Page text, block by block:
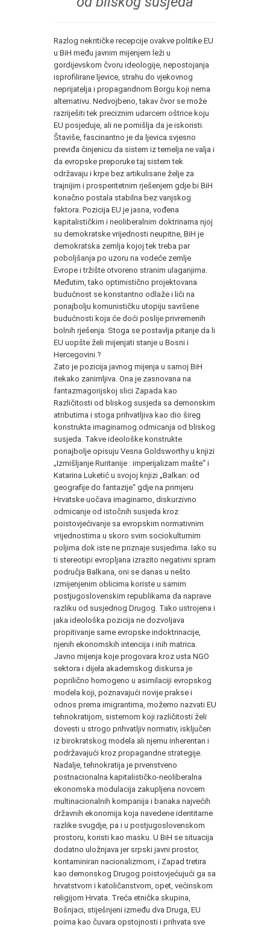
Razlog nekritičke recepcije ovakve politike EU
u BiH među javnim mijenjem leži u
gordijevskom čvoru ideologije, nepostojanja
isprofilirane ljevice, strahu do vjekovnog
neprijatelja i propagandnom Borgu koji nema
alternativu. Nedvojbeno, takav čvor se može
razriješiti tek preciznim udarcem oštrice koju
EU posjeduje, ali ne pomišlja da je iskoristi.
Štaviše, fascinantno je da ljevica svjesno
previđa činjenicu da sistem iz temelja ne valja i
da evropske preporuke taj sistem tek
održavaju i krpe bez artikulisane želje za
trajnijim i prosperitetnim rješenjem gdje bi BiH
konačno postala stabilna bez vanjskog
faktora. Pozicija EU je jasna, vođena
kapitalističkim i neoliberalnim doktrinama njoj
su demokratske vrijednosti neupitne, BiH je
demokratska zemlja kojoj tek treba par
poboljšanja po uzoru na vodeće zemlje
Evrope i tržište otvoreno stranim ulaganjima.
Međutim, tako optimistično projektovana
budućnost se konstantno odlaže i liči na
ponajbolju komunističku utopiju savršene
budućnosti koja će doći poslije privremenih
bolnih rješenja. Stoga se postavlja pitanje da li
EU uopšte želi mijenjati stanje u Bosni i
Hercegovini.?
Zato je pozicija javnog mijenja u samoj BiH
itekako zanimljiva. Ona je zasnovana na
fantazmagorijskoj slici Zapada kao
Različitosti od bliskog susjeda sa demonskim
atributima i stoga prihvatljiva kao dio šireg
konstrukta imaginarnog odmicanja od bliskog
susjeda. Takve ideološke konstrukte
ponajbolje opisuju Vesna Goldsworthy u knjizi
„Izmišljanje Ruritanije : imperijalizam mašte“ i
Katarina Luketić u svojoj knjizi „Balkan: od
geografije do fantazije“ gdje na primjeru
Hrvatske uočava imaginarno, diskurzivno
odmicanje od istočnih susjeda kroz
poistovjećivanje sa evropskim normativnim
vrijednostima u skoro svim sociokulturnim
poljima dok iste ne priznaje susjedima. Iako su
ti stereotipi evropljana izrazito negativni spram
područja Balkana, oni se danas u nešto
izmijenjenim oblicima koriste u samim
postjugoslovenskim republikama da naprave
razliku od susjednog Drugog. Tako ustrojena i
jaka ideološka pozicija ne dozvoljava
propitivanje same evropske indoktrinacije,
njenih ekonomskih intencija i inih matrica.
Javno mijenja koje progovara kroz usta NGO
sektora i dijela akademskog diskursa je
poprilično homogeno u asimilaciji evropskog
modela koji, poznavajući novije prakse i
odnos prema imigrantima, možemo nazvati EU
tehnokratijom, sistemom koji različitosti želi
dovesti u strogo prihvatljiv normativ, isključen
iz birokratskog modela ali njemu inherentan i
podržavajući kroz propagandne strategije.
Nadalje, tehnokratija je prvenstveno
postnacionalna kapitalističko-neoliberalna
ekonomska modulacija zakupljena novcem
multinacionalnih kompanija i banaka najvećih
državnih ekonomija koja navedene identitarne
razlike svugdje, pa i u postjugoslovenskom
prostoru, koristi kao masku. U BiH se situacija
dodatno uložnjava jer srpski javni prostor,
kontaminiran nacionalizmom, i Zapad tretira
kao demonskog Drugog poistovjećujući ga sa
hrvatstvom i katoličanstvom, opet, većinskom
religijom Hrvata. Treća etnička skupina,
Bošnjaci, stiješnjeni između dva Druga, EU
poima kao čuvara opstojnosti i prihvata sve